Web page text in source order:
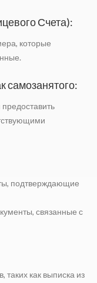
Счета):
которые
самозанятого:
подтверждающие
связанные с
как выписка из